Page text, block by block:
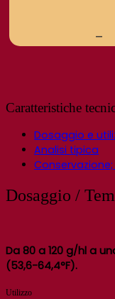
–
Caratteristiche
Dosaggio e
Analisi tipica
Dosaggio /
Da 80 a 120 g/hl a
(53,6-64,4°F).
Utilizzo